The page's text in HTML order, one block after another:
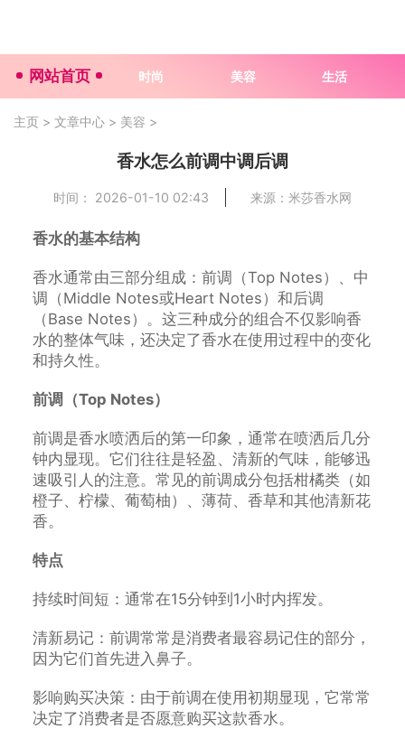
网站首页 时尚 美容 生活
主页 > 文章中心 > 美容 >
香水怎么前调中调后调
时间： 2026-01-10 02:43 来源：米莎香水网
香水的基本结构
香水通常由三部分组成：前调（Top Notes）、中
调（Middle Notes或Heart Notes）和后调
（Base Notes）。这三种成分的组合不仅影响香
水的整体气味，还决定了香水在使用过程中的变化
和持久性。
前调（Top Notes）
前调是香水喷洒后的第一印象，通常在喷洒后几分
钟内显现。它们往往是轻盈、清新的气味，能够迅
速吸引人的注意。常见的前调成分包括柑橘类（如
橙子、柠檬、葡萄柚）、薄荷、香草和其他清新花
香。
特点
持续时间短：通常在15分钟到1小时内挥发。
清新易记：前调常常是消费者最容易记住的部分，
因为它们首先进入鼻子。
影响购买决策：由于前调在使用初期显现，它常常
决定了消费者是否愿意购买这款香水。